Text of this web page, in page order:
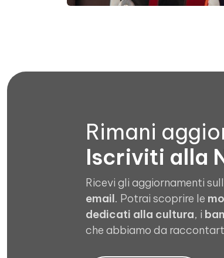
Rimani
Iscriviti alla
Ricevi gli aggiornamenti
email. Potrai scoprire le
dedicati alla cultura, i
che abbiamo da